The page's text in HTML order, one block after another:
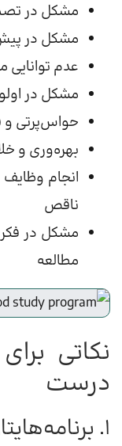
مشکل در
مشکل در
عدم توانایی
مشکل در
حواس‌پرتی و
بهره‌وری و
انجام
ناقص
مشکل در فکر
مطالعه
نکاتی
درست
1. برنامه‌‌‌هایتان را بنویسید